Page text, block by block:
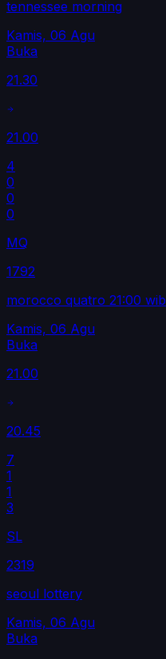
tennessee morning
Kamis, 06 Agu
Buka
21.30
21.00
4
0
0
0
MQ
1792
morocco quatro 21:00 wib
Kamis, 06 Agu
Buka
21.00
20.45
7
1
1
3
SL
2319
seoul lottery
Kamis, 06 Agu
Buka